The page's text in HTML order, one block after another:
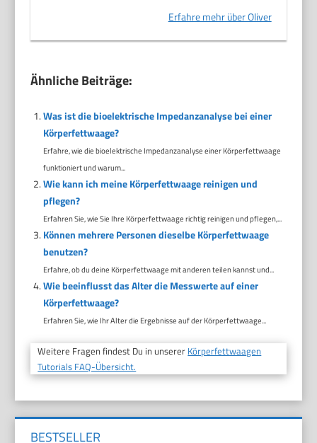
Erfahre mehr über Oliver
Ähnliche Beiträge:
Was ist die bioelektrische Impedanzanalyse bei einer
Körperfettwaage?
Erfahre, wie die bioelektrische Impedanzanalyse einer Körperfettwaage
funktioniert und warum...
Wie kann ich meine Körperfettwaage reinigen und
pflegen?
Erfahren Sie, wie Sie Ihre Körperfettwaage richtig reinigen und pflegen,...
Können mehrere Personen dieselbe Körperfettwaage
benutzen?
Erfahre, ob du deine Körperfettwaage mit anderen teilen kannst und...
Wie beeinflusst das Alter die Messwerte auf einer
Körperfettwaage?
Erfahren Sie, wie Ihr Alter die Ergebnisse auf der Körperfettwaage...
Weitere Fragen findest Du in unserer Körperfettwaagen
Tutorials FAQ-Übersicht.
BESTSELLER